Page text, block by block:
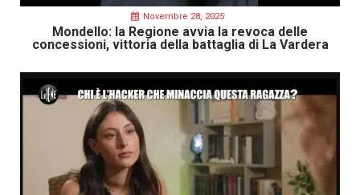
Novembre 28, 2025
Mondello: la Regione avvia la revoca delle
concessioni, vittoria della battaglia di La Vardera